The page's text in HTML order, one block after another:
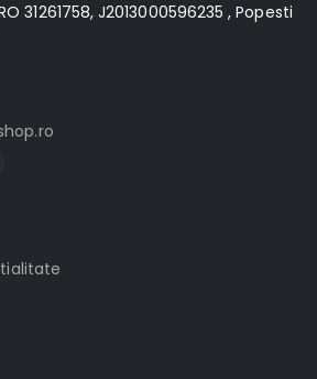
31261758, J2013000596235 , Popesti